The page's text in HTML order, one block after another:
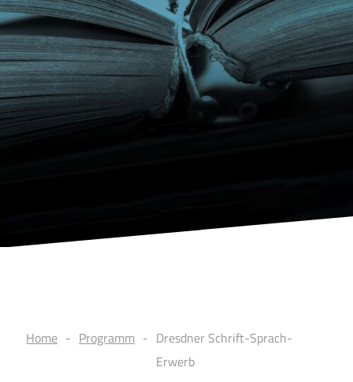
Home Programm
Dresdner Schrift-Sprach-
Erwerb